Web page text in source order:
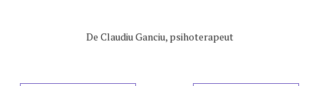
De Claudiu Ganciu, psihoterapeut